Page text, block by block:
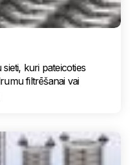
kuri pateicoties
filtrēšanai vai